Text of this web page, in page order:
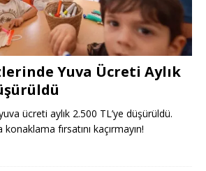
Yuva Ücreti Aylık
ücreti aylık 2.500 TL’ye düşürüldü.
fırsatını kaçırmayın!